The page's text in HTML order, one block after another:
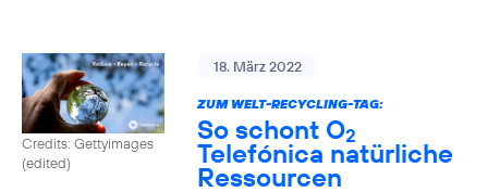
Credits: Gettyimages
(edited)
18. März 2022
ZUM WELT-RECYCLING-TAG:
So schont O2
Telefónica natürliche
Ressourcen